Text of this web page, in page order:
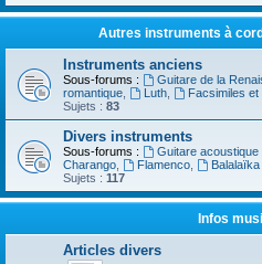
Autres instruments à
Instruments anciens
Sous-forums : Guitare de la
romantique
Luth,
Facsimiles
Sujets : 83
Divers instruments
Sous-forums : Guitare acoustique
Charango
Flamenco,
Balalaïka
Sujets : 117
Infos
Articles divers